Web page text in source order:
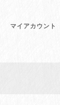
マイアカウント